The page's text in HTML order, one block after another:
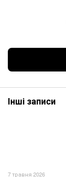
Інші записи
7 травня 2026